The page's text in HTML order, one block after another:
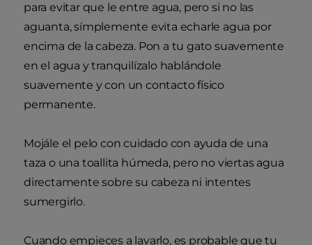
para evitar que le entre agua, pero si no las
aguanta, símplemente evita echarle agua por
encima de la cabeza. Pon a tu gato suavemente
en el agua y tranquilízalo hablándole
suavemente y con un contacto físico
permanente.
Mojále el pelo con cuidado con ayuda de una
taza o una toallita húmeda, pero no viertas agua
directamente sobre su cabeza ni intentes
sumergirlo.
Cuando empieces a lavarlo, es probable que tu